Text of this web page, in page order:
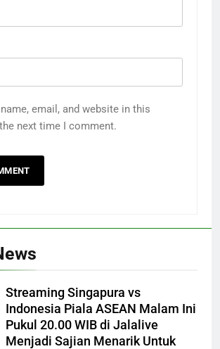
email, and website in this
next time I comment.
Streaming Singapura vs
Indonesia Piala ASEAN Malam Ini
Pukul 20.00 WIB di Jalalive
Menjadi Sajian Menarik Untuk